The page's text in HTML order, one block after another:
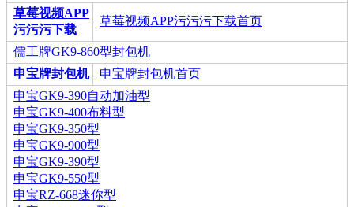
草莓视频APP
污污污下载
草莓视频APP污污污下载首页
儒工牌GK9-860型封包机
申宝牌封包机
申宝牌封包机首页
申宝GK9-390自动加油型
申宝GK9-400布料型
申宝GK9-350型
申宝GK9-900型
申宝GK9-390型
申宝GK9-550型
申宝RZ-668迷你型